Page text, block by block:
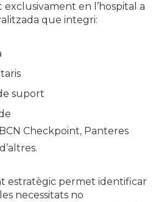
en l’hospital a
que integri:
suport
Checkpoint, Panteres
estratègic permet identificar
necessitats no